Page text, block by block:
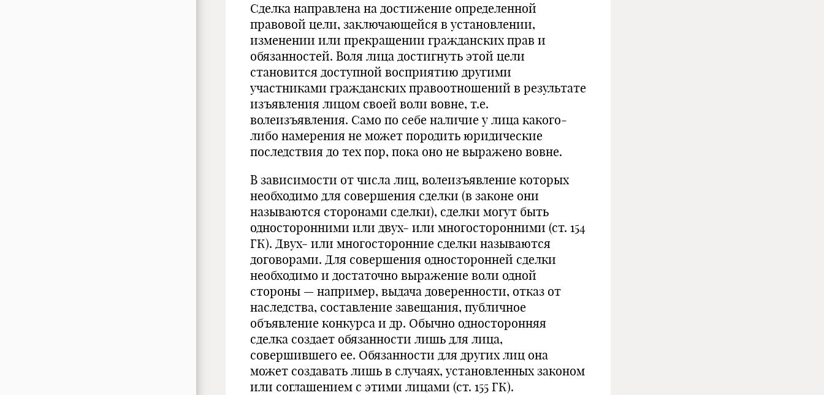
Сделка направлена на достижение определенной
правовой цели, заключающейся в установлении,
изменении или прекращении гражданских прав и
обязанностей. Воля лица достигнуть этой цели
становится доступной восприятию другими
участниками гражданских правоотношений в результате
изъявления лицом своей воли вовне, т.е.
волеизъявления. Само по себе наличие у лица какого-
либо намерения не может породить юридические
последствия до тех пор, пока оно не выражено вовне.
В зависимости от числа лиц, волеизъявление которых
необходимо для совершения сделки (в законе они
называются сторонами сделки), сделки могут быть
односторонними или двух- или многосторонними (ст. 154
ГК). Двух- или многосторонние сделки называются
договорами. Для совершения односторонней сделки
необходимо и достаточно выражение воли одной
стороны — например, выдача доверенности, отказ от
наследства, составление завещания, публичное
объявление конкурса и др. Обычно односторонняя
сделка создает обязанности лишь для лица,
совершившего ее. Обязанности для других лиц она
может создавать лишь в случаях, установленных законом
или соглашением с этими лицами (ст. 155 ГК).